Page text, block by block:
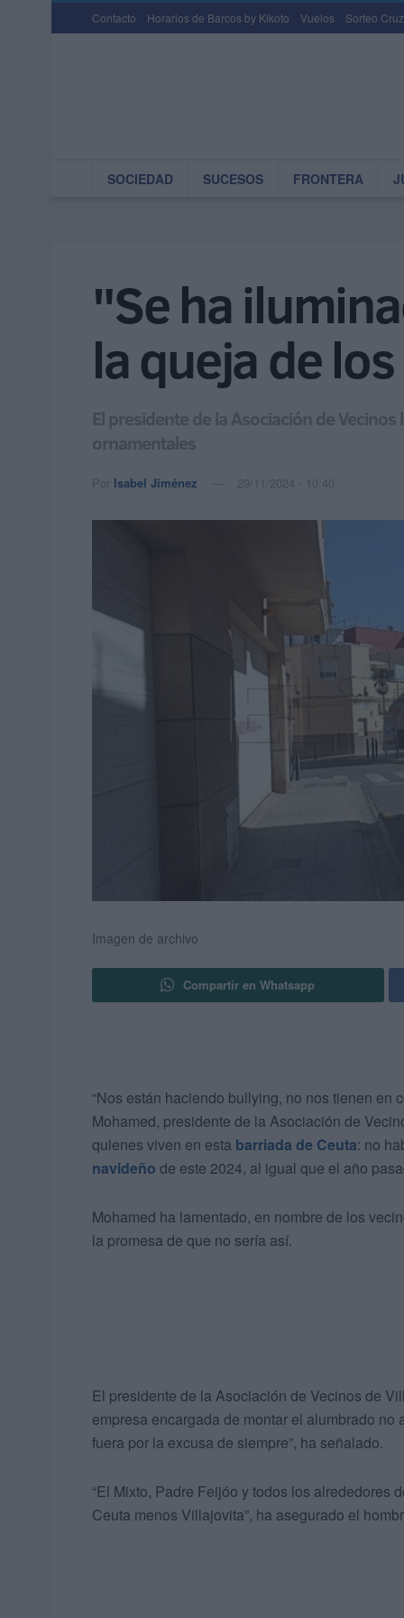
Contacto Horarios de Barcos by Kikoto Vuelos Sorteo
SOCIEDAD SUCESOS FRONTERA
"Se ha
la queja de
El presidente de la Asociación de
ornamentales
Por Isabel Jiménez 29/11/2024 - 10:40
Imagen de archivo
Compartir en Whatsapp
“Nos están haciendo bullying, no nos tienen en
Mohamed, presidente de la Asociación de
quienes viven en esta barriada de Ceuta: no
navideño de este 2024, al igual que el año
Mohamed ha lamentado, en nombre de los
la promesa de que no sería así.
El presidente de la Asociación de Vecinos de
empresa encargada de montar el alumbrado
fuera por la excusa de siempre”, ha señalado.
“El Mixto, Padre Feijóo y todos los alrededores
Ceuta menos Villajovita”, ha asegurado el